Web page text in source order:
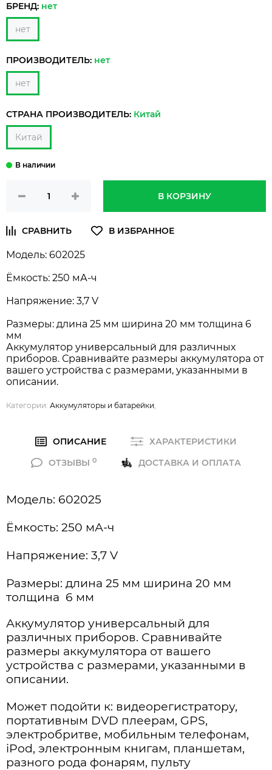
БРЕНД: нет
нет
ПРОИЗВОДИТЕЛЬ: нет
нет
СТРАНА ПРОИЗВОДИТЕЛЬ: Китай
Китай
В КОРЗИНУ
Модель: 602025
Ёмкость: 250 мА-ч
Напряжение: 3,7 V
Размеры: длина 25 мм ширина 20 мм толщина 6
мм
Аккумулятор универсальный для различных
приборов. Сравнивайте размеры аккумулятора от
вашего устройства с размерами, указанными в
описании.
Категории: Аккумуляторы и батарейки
ОПИСАНИЕ
ХАРАКТЕРИСТИКИ
ОТЗЫВЫ 0 ДОСТАВКА И ОПЛАТА
Модель: 602025
Ёмкость: 250 мА-ч
Напряжение: 3,7 V
Размеры: длина 25 мм ширина 20 мм
толщина 6 мм
Аккумулятор универсальный для
различных приборов. Сравнивайте
размеры аккумулятора от вашего
устройства с размерами, указанными в
описании.
Может подойти к: видеорегистратору,
портативным DVD плеерам, GPS,
электробритве, мобильным телефонам,
iPod, электронным книгам, планшетам,
разного рода фонарям, пульту